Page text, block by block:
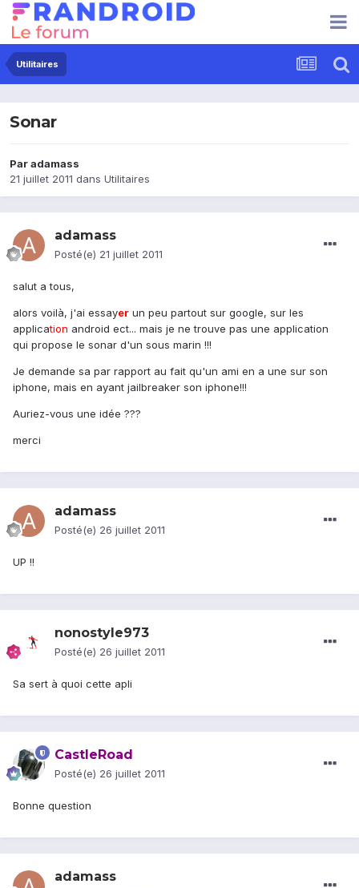
Utilitaires
Sonar
Paradamass
21 juillet 2011 dans Utilitaires
adamass
Posté(e) 21 juillet 2011
salut a tous,
alors voilà, j'ai essayer un peu partout sur google, sur les
application android ect... mais je ne trouve pas une application
qui propose le sonar d'un sous marin !!!
Je demande sa par rapport au fait qu'un ami en a une sur son
iphone, mais en ayant jailbreaker son iphone!!!
Auriez-vous une idée ???
merci
adamass
Posté(e) 26 juillet 2011
UP !!
nonostyle973
Posté(e) 26 juillet 2011
Sa sert à quoi cette apli
CastleRoad
Posté(e) 26 juillet 2011
Bonne question
adamass